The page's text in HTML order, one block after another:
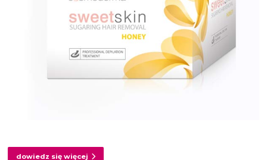
dowiedz się więcej